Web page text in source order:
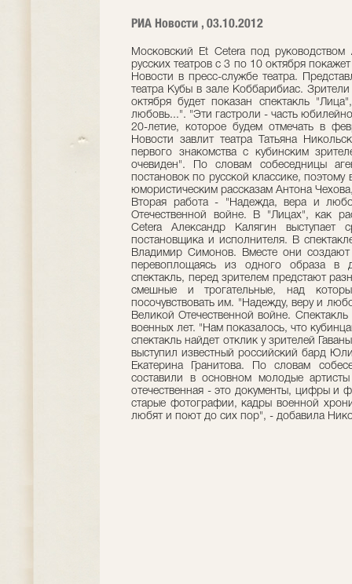
РИА Новости , 03.10.2012
Московский Et Cetera под
русских театров с 3 по 10 октября
Новости в пресс-службе театра.
театра Кубы в зале Коббарибиас.
октября будет показан спектакль
любовь...". "Эти гастроли - часть
20-летие, которое будем отмечать в
Новости завлит театра Татьяна
первого знакомства с кубинским
очевиден". По словам собеседницы
постановок по русской классике,
юмористическим рассказам Антона
Вторая работа - "Надежда, вера и
Отечественной войне. В "Лицах", как
Cetera Александр Калягин выступает
постановщика и исполнителя. В
Владимир Симонов. Вместе они
перевоплощаясь из одного образа в
спектакль, перед зрителем предстают
смешные и трогательные, над
посочувствовать им. "Надежду, веру и
Великой Отечественной войне.
военных лет. "Нам показалось, что
спектакль найдет отклик у зрителей
выступил известный российский бард
Екатерина Гранитова. По словам
составили в основном молодые
отечественная - это документы, цифры и
старые фотографии, кадры военной
любят и поют до сих пор", - добавила